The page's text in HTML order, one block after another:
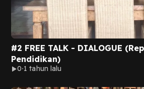
#2 FREE TALK - DIALOGUE
Pendidikan)
0 1 tahun lalu